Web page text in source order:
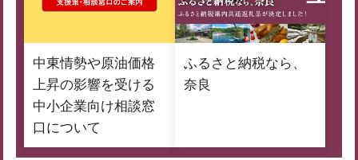
中東情勢や原油価格
上昇の影響を受ける
中小企業向け相談窓
口について
ふるさと納税なら、
奈良